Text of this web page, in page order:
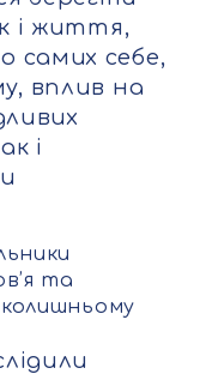
і життя,
самих себе,
вплив на
і
та